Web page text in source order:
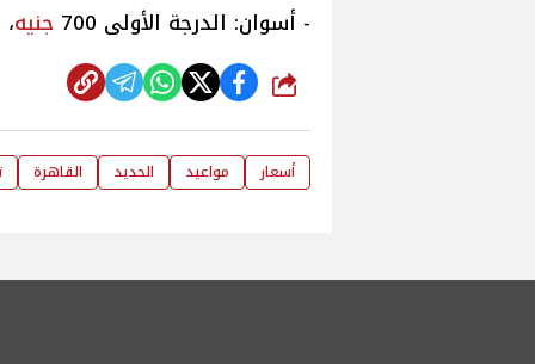
- أسوان: الدرجة الأولى 700
جنيه،
شارك
أسعار مواعيد الحديد القاهرة